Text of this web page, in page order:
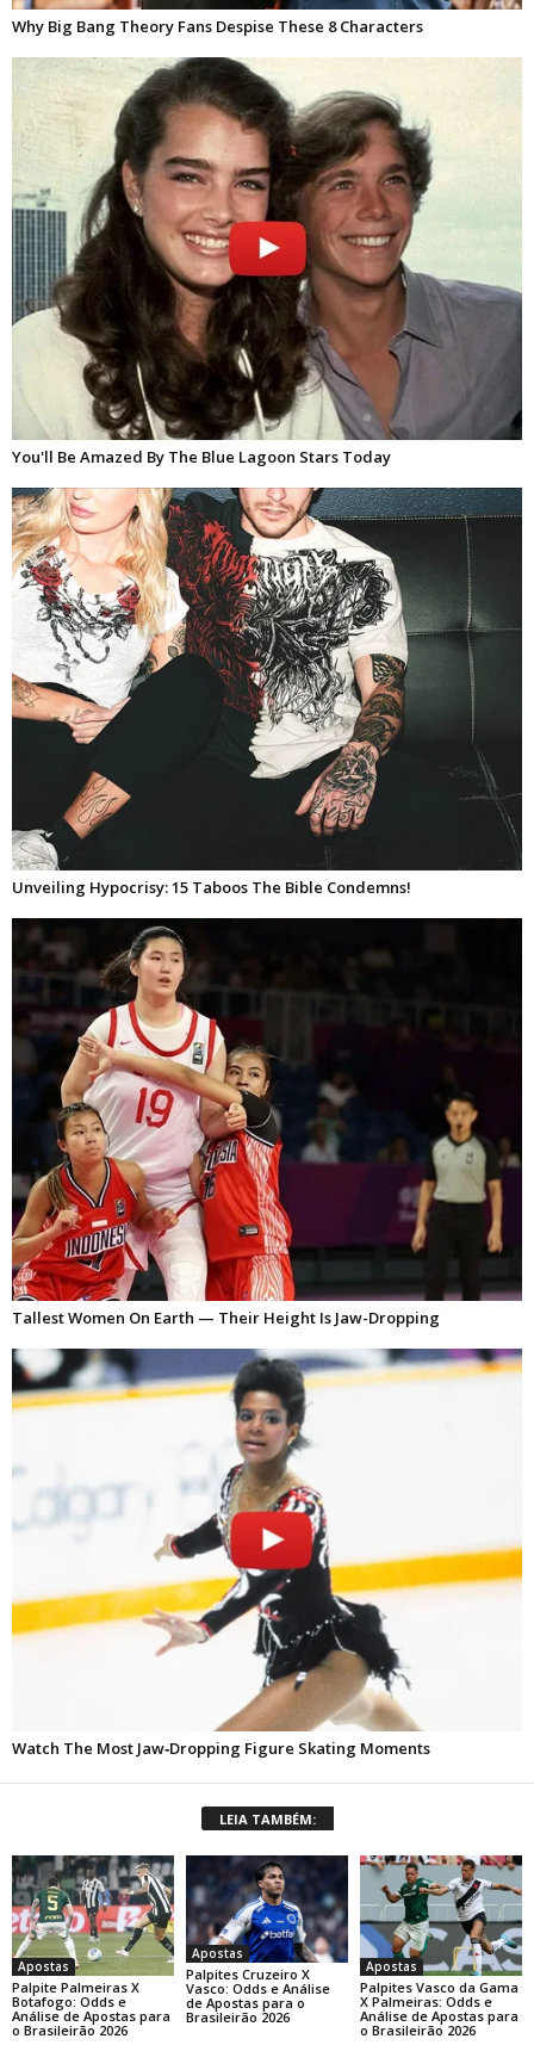
LEIA TAMBÉM:
Apostas
Palpite Palmeiras X
Botafogo: Odds e
Análise de Apostas para
o Brasileirão 2026
Apostas
Palpites Cruzeiro X
Vasco: Odds e Análise
de Apostas para o
Brasileirão 2026
Apostas
Palpites Vasco da Gama
X Palmeiras: Odds e
Análise de Apostas para
o Brasileirão 2026